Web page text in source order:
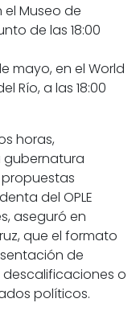
el Museo de
de las 18:00
mayo, en el World
Río, a las 18:00
horas,
del OPLE
, aseguró en
que el formato
de
o
políticos.